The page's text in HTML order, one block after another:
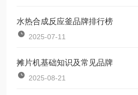
水热合成反应釜品牌排行榜
2025-07-11
摊片机基础知识及常见品牌
2025-08-21